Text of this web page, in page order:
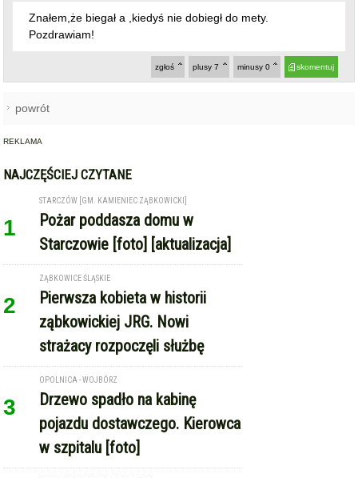
REKLAMA
Starczowie [foto] [aktualizacja]
ZĄBKOWICE ŚLĄSKIE
Pierwsza kobieta w historii
ząbkowickiej JRG. Nowi
strażacy rozpoczęli służbę
3
OPOLNICA - WOJBÓRZ
Drzewo spadło na kabinę
pojazdu dostawczego. Kierowca
w szpitalu [foto]
4
GMINA KAMIENIEC ZĄBKOWICKI
Dożynki Gminne w Kamieńcu
Ząbkowickim. Święto plonów już
15 sierpnia